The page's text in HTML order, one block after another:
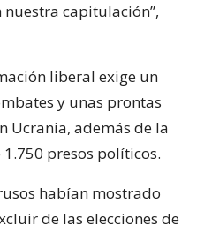
capitulación”,
liberal exige un
y unas prontas
Ucrania, además de la
presos políticos.
habían mostrado
de las elecciones de